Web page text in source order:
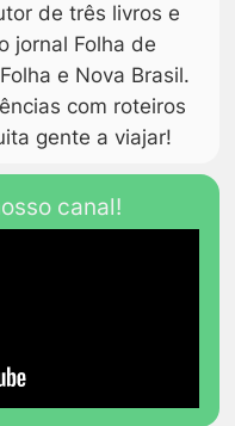
de três livros e
jornal Folha de
e Nova Brasil.
com roteiros
gente a viajar!
canal!